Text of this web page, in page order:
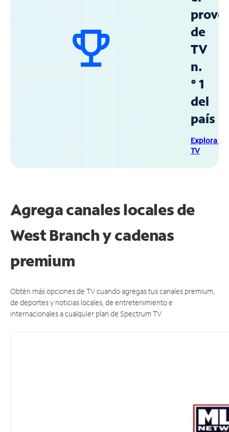
de
TV
n.
° 1
del
país
Explora
TV
Agrega canales locales de
West Branch y cadenas
premium
Obtén más opciones de TV cuando agregas tus canales premium,
de deportes y noticias locales, de entretenimiento e
internacionales a cualquier plan de Spectrum TV.